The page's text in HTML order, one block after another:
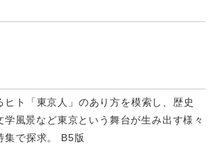
ヒト「東京人」のあり方を模索し、歴史
風景など東京という舞台が生み出す様々
集で探求。 B5版